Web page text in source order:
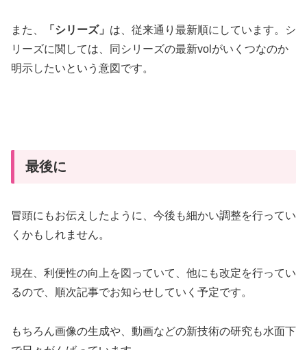
また、 「シリーズ」 は、従来通り最新順にしています。シ
リーズに関しては、同シリーズの最新volがいくつなのか
明示したいという意図です。
最後に
冒頭にもお伝えしたように、今後も細かい調整を行ってい
くかもしれません。
現在、利便性の向上を図っていて、他にも改定を行ってい
るので、順次記事でお知らせしていく予定です。
もちろん画像の生成や、動画などの新技術の研究も水面下